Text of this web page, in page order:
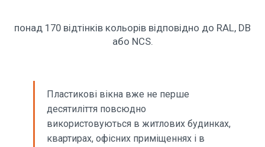
понад 170 відтінків кольорів відповідно до RAL, DB
або NCS.
Пластикові вікна вже не перше
десятиліття повсюдно
використовуються в житлових будинках,
квартирах, офісних приміщеннях і в